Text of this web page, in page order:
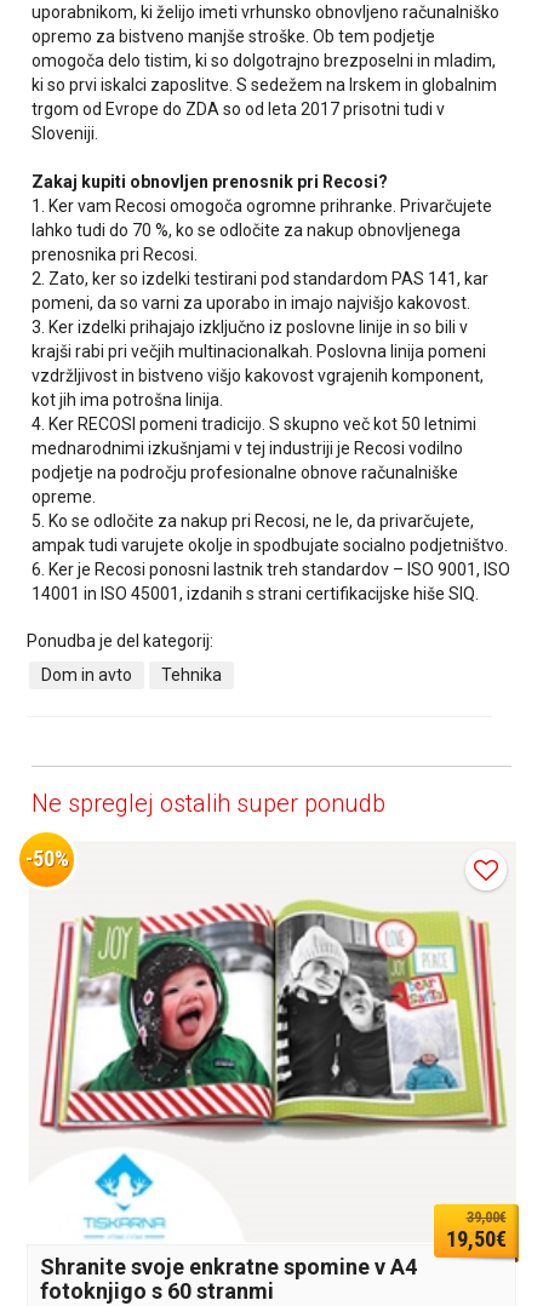
uporabnikom, ki želijo imeti vrhunsko obnovljeno računalniško
opremo za bistveno manjše stroške. Ob tem podjetje
omogoča delo tistim, ki so dolgotrajno brezposelni in mladim,
ki so prvi iskalci zaposlitve. S sedežem na Irskem in globalnim
trgom od Evrope do ZDA so od leta 2017 prisotni tudi v
Sloveniji.
Zakaj kupiti obnovljen prenosnik pri Recosi?
1. Ker vam Recosi omogoča ogromne prihranke. Privarčujete
lahko tudi do 70 %, ko se odločite za nakup obnovljenega
prenosnika pri Recosi.
2. Zato, ker so izdelki testirani pod standardom PAS 141, kar
pomeni, da so varni za uporabo in imajo najvišjo kakovost.
3. Ker izdelki prihajajo izključno iz poslovne linije in so bili v
krajši rabi pri večjih multinacionalkah. Poslovna linija pomeni
vzdržljivost in bistveno višjo kakovost vgrajenih komponent,
kot jih ima potrošna linija.
4. Ker RECOSI pomeni tradicijo. S skupno več kot 50 letnimi
mednarodnimi izkušnjami v tej industriji je Recosi vodilno
podjetje na področju profesionalne obnove računalniške
opreme.
5. Ko se odločite za nakup pri Recosi, ne le, da privarčujete,
ampak tudi varujete okolje in spodbujate socialno podjetništvo.
6. Ker je Recosi ponosni lastnik treh standardov – ISO 9001, ISO
14001 in ISO 45001, izdanih s strani certifikacijske hiše SIQ.
Ponudba je del kategorij:
Dom in avto
Tehnika
Ne spreglej ostalih super ponudb
-50%
39,00€
19,50€
Shranite svoje enkratne spomine v A4
fotoknjigo s 60 stranmi